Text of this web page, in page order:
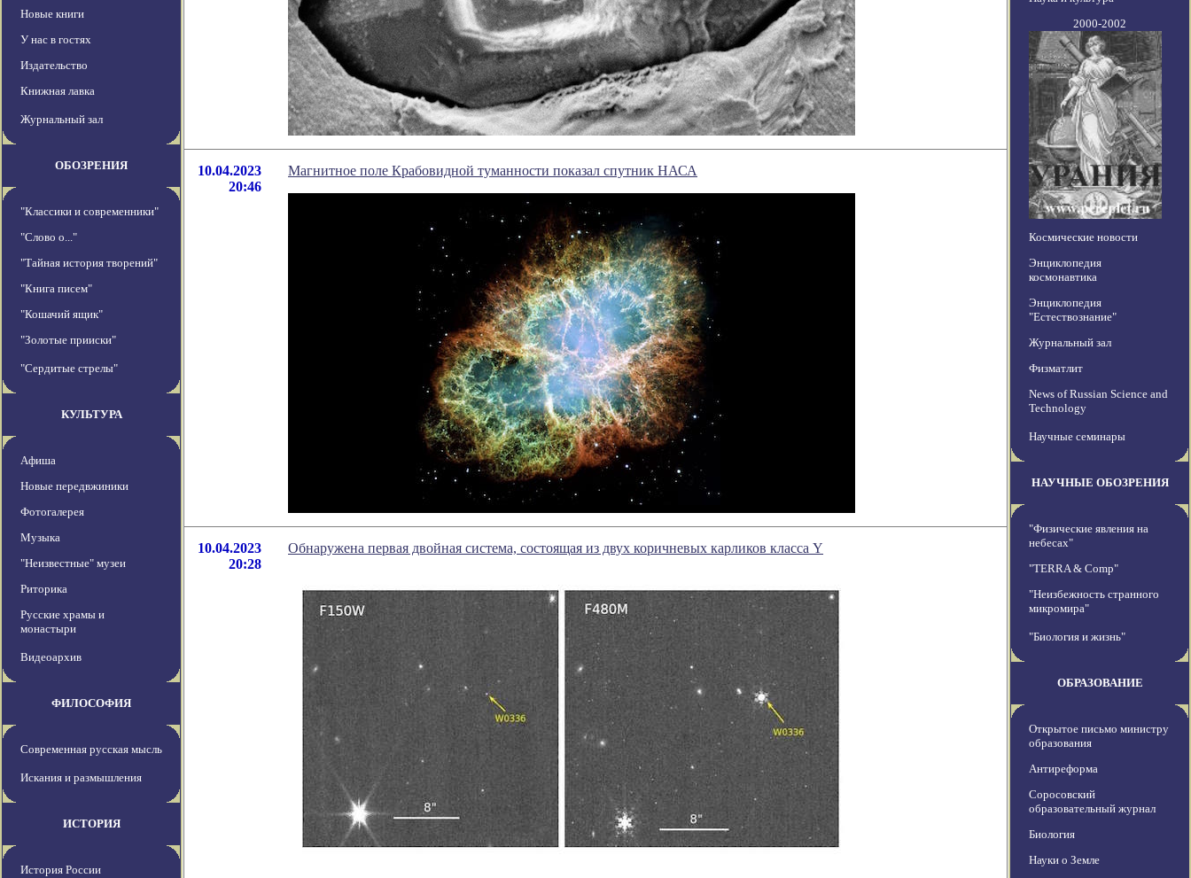
Новые книги
У нас в гостях
Издательство
Книжная лавка
Журнальный зал
ОБОЗРЕНИЯ
"Классики и современники"
"Слово о..."
"Тайная история творений"
"Книга писем"
"Кошачий ящик"
"Золотые прииски"
"Сердитые стрелы"
КУЛЬТУРА
Афиша
Новые передвжиники
Фотогалерея
Музыка
"Неизвестные" музеи
Риторика
Русские храмы и
монастыри
Видеоархив
ФИЛОСОФИЯ
Современная русская мысль
Искания и размышления
ИСТОРИЯ
История России
10.04.2023
20:46
Магнитное поле Крабовидной туманности показал спутник НАСА
10.04.2023
20:28
Обнаружена первая двойная система, состоящая из двух коричневых карликов класса Y
2000-2002
Космические новости
Энциклопедия
космонавтика
Энциклопедия
"Естествознание"
Журнальный зал
Физматлит
News of Russian Science and
Technology
Научные семинары
НАУЧНЫЕ ОБОЗРЕНИЯ
"Физические явления на
небесах"
"TERRA & Comp"
"Неизбежность странного
микромира"
"Биология и жизнь"
ОБРАЗОВАНИЕ
Открытое письмо министру
образования
Антиреформа
Соросовский
образовательный журнал
Биология
Науки о Земле